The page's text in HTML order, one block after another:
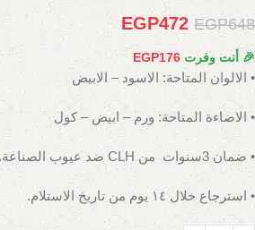
EGP648
EGP472
🎉 أنت وفرت EGP176
• الالوان المتاحة: الاسود – الابيض
• الاضاءة المتاحة: ورم – ابيض – كول
• ضمان 3سنوات من CLH ضد عيوب الصناعة.
• استرجاع خلال ١٤ يوم من تاريخ الاستلام.